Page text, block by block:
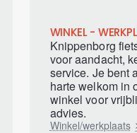
WINKEL -
Knippenborg
voor aandacht,
service. Je bent
harte welkom in
winkel voor
advies.
Winkel/werkplaats